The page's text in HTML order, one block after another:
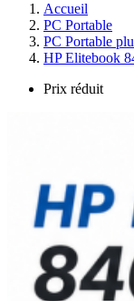
Accueil
PC Portable
PC Portable
HP Elitebook
Prix réduit